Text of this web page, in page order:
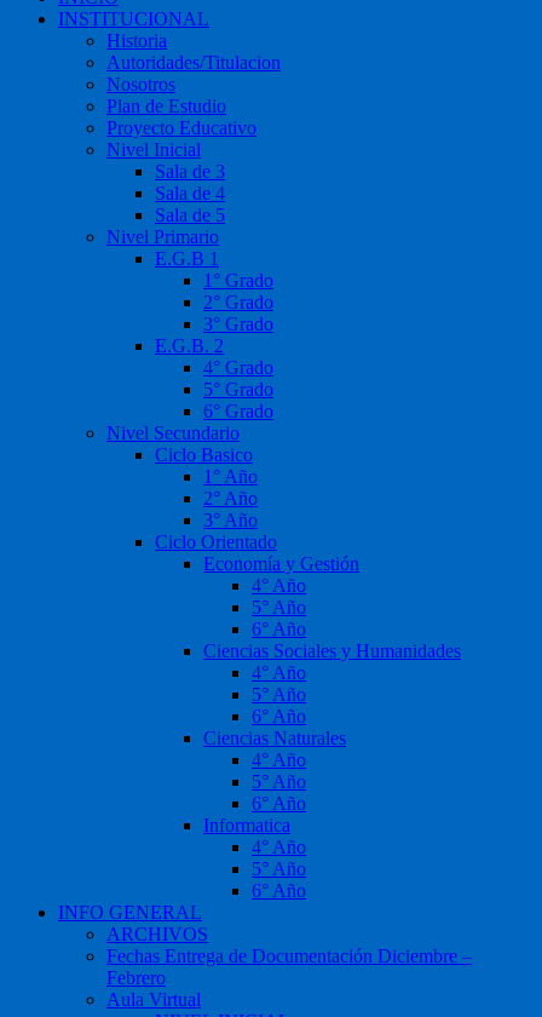
INSTITUCIONAL
Historia
Autoridades/Titulacion
Nosotros
Plan de Estudio
Proyecto Educativo
Nivel Inicial
Sala de 3
Sala de 4
Sala de 5
Nivel Primario
E.G.B 1
1° Grado
2° Grado
3° Grado
E.G.B. 2
4° Grado
5° Grado
6° Grado
Nivel Secundario
Ciclo Basico
1° Año
2° Año
3° Año
Ciclo Orientado
Economía y Gestión
4° Año
5° Año
6° Año
Ciencias Sociales y Humanidades
4° Año
5° Año
6° Año
Ciencias Naturales
4° Año
5° Año
6° Año
Informatica
4° Año
5° Año
6° Año
INFO GENERAL
ARCHIVOS
Fechas Entrega de Documentación Diciembre –
Febrero
Aula Virtual